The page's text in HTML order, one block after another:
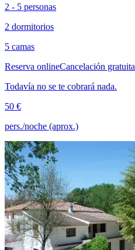
2 - 5 personas
2 dormitorios
5 camas
Reserva onlineCancelación gratuita
Todavía no se te cobrará nada.
50 €
pers./noche (aprox.)